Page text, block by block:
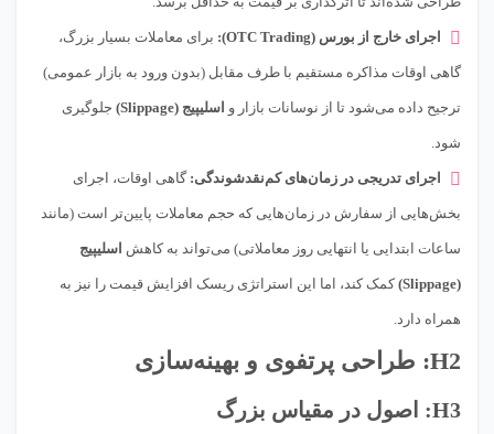
اجرای خارج از بورس (OTC Trading): برای معاملات بسیار بزرگ،
گاهی اوقات مذاکره مستقیم با طرف مقابل (بدون ورود به بازار عمومی)
ترجیح داده می‌شود تا از نوسانات بازار و اسلیپیج (Slippage) جلوگیری
شود.
اجرای تدریجی در زمان‌های کم‌نقدشوندگی: گاهی اوقات، اجرای
بخش‌هایی از سفارش در زمان‌هایی که حجم معاملات پایین‌تر است (مانند
ساعات ابتدایی یا انتهایی روز معاملاتی) می‌تواند به کاهش اسلیپیج
(Slippage) کمک کند، اما این استراتژی ریسک افزایش قیمت را نیز به
همراه دارد.
H2: طراحی پرتفوی و بهینه‌سازی
H3: اصول در مقیاس بزرگ